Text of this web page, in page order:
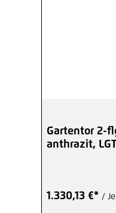
Gartentor 2-
anthrazit,
1.330,13 €* /